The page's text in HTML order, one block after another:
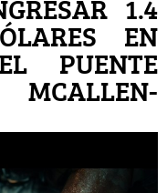
1.4
EN
PUENTE
MCALLEN-